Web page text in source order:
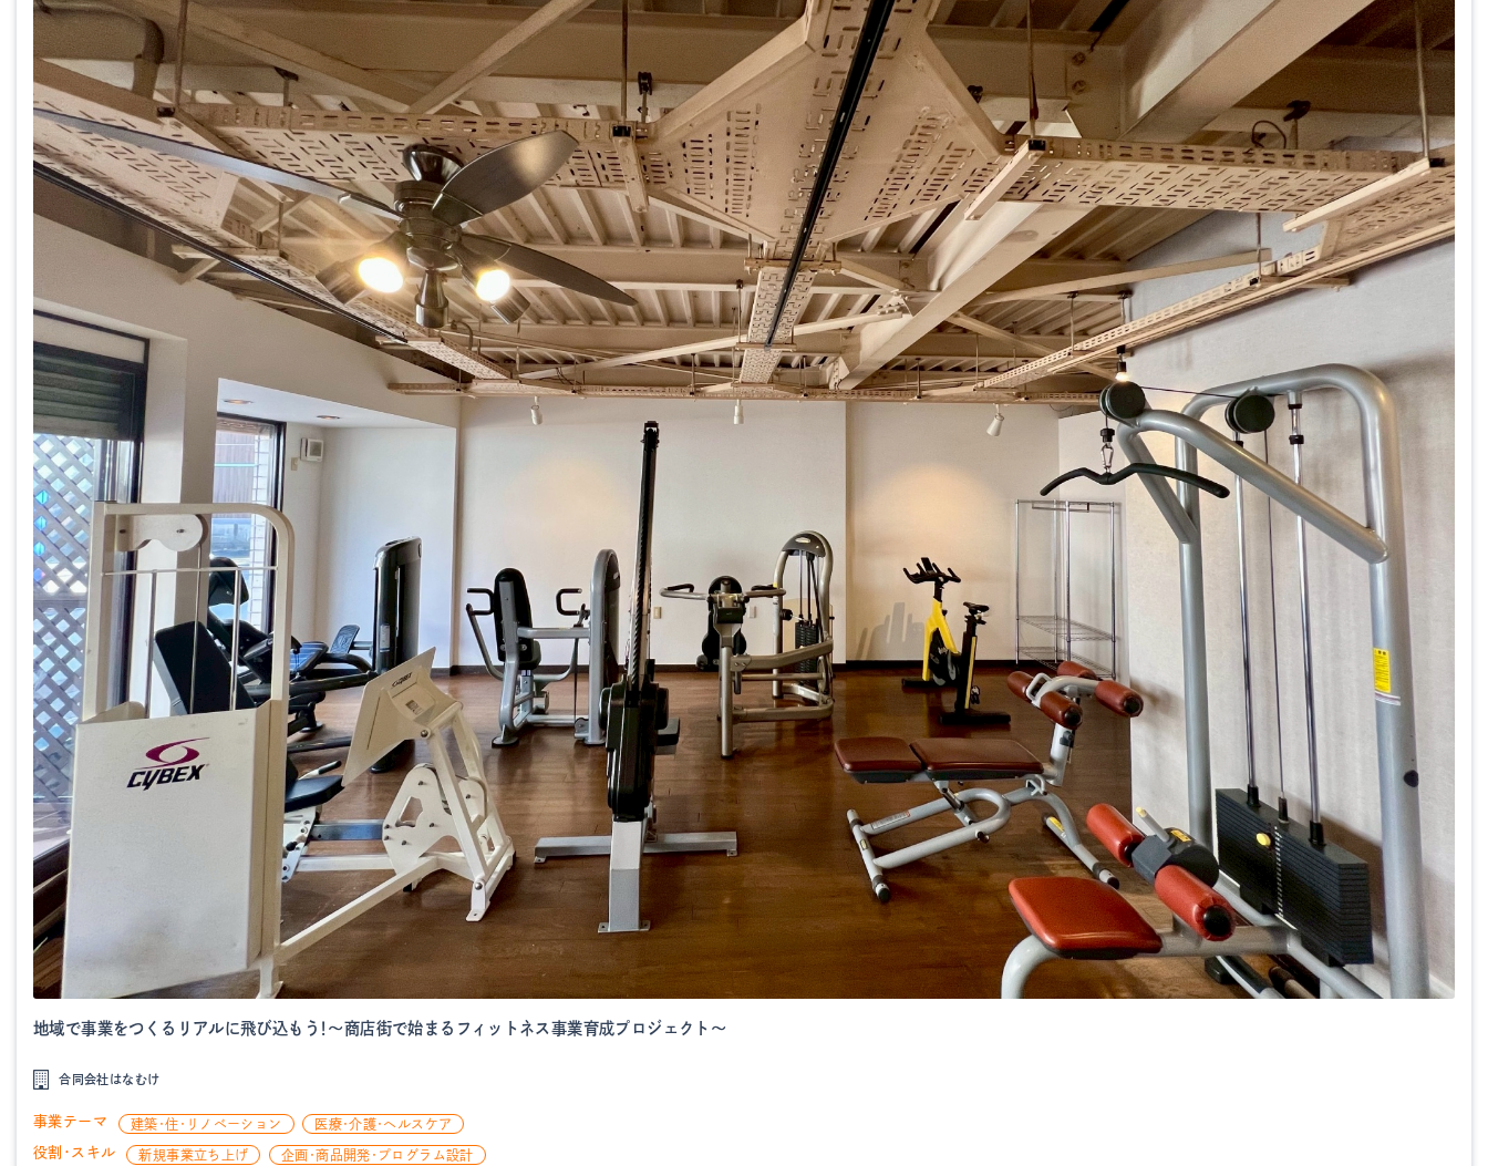
地域で事業をつくるリアルに飛び込もう！～商店街で始まるフィットネス事業育成プロジェクト～
合同会社はなむけ
事業テーマ 建築・住・リノベーション 医療・介護・ヘルスケア
役割・スキル 新規事業立ち上げ 企画・商品開発・プログラム設計